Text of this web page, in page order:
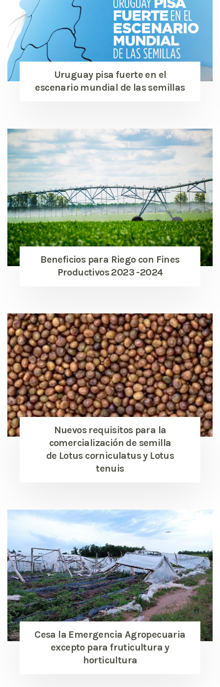
Uruguay pisa fuerte en el
escenario mundial de las semillas
Beneficios para Riego con Fines
Productivos 2023 -2024
Nuevos requisitos para la
comercialización de semilla
de Lotus corniculatus y Lotus
tenuis
Cesa la Emergencia Agropecuaria
excepto para fruticultura y
horticultura